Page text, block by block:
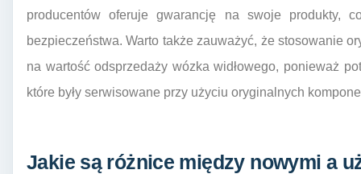
producentów oferuje gwarancję na swoje produkty,
bezpieczeństwa. Warto także zauważyć, że stosowanie
na wartość odsprzedaży wózka widłowego, ponieważ
które były serwisowane przy użyciu oryginalnych
Jakie są różnice między nowymi a